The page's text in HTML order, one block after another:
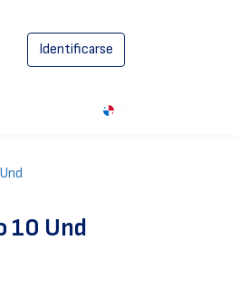
Identificarse
10 Und